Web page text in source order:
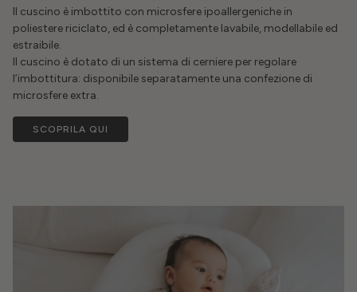
Il cuscino è imbottito con microsfere ipoallergeniche in
poliestere riciclato, ed è completamente lavabile, modellabile ed
estraibile.
Il cuscino è dotato di un sistema di cerniere per regolare
l’imbottitura: disponibile separatamente una confezione di
microsfere extra.
SCOPRILA QUI